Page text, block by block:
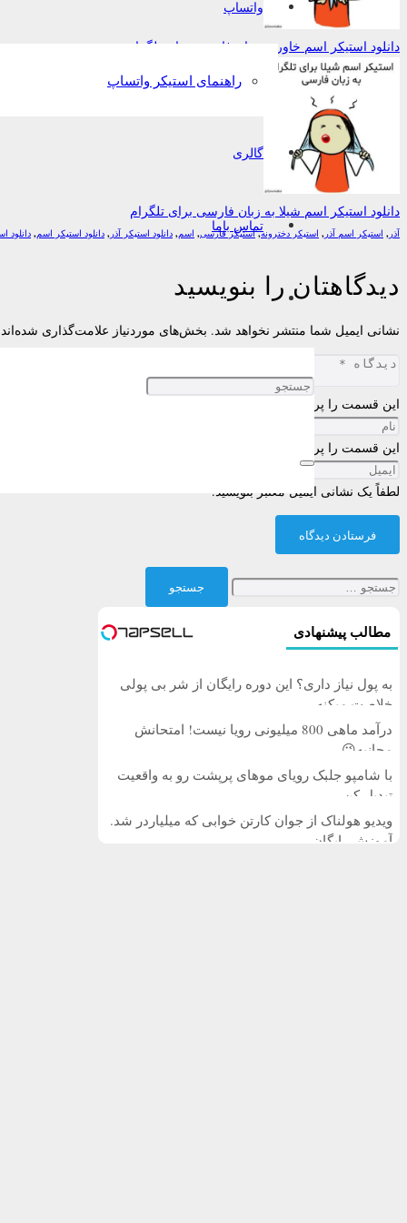
واتساپ
راهنمای استیکر واتساپ
گالری
تماس باما
دانلود استیکر اسم خاور به زبان فارسی برای تلگرام
دانلود استیکر اسم شیلا به زبان فارسی برای تلگرام
آذر , استیکر اسم آذر , استیکر دخترونه,استیکر فارسی, اسم, دانلود استیکر آذر , دانلود استیکر اسم, دانلود
دیدگاهتان را بنویسید
نشانی ایمیل شما منتشر نخواهد شد. بخش‌های موردنیاز علامت‌گذاری شده‌اند
این قسمت را پر کنید
این قسمت را پر کنید
لطفاً یک نشانی ایمیل معتبر بنویسید.
فرستادن دیدگاه
جستجو
برای:
مطالب پیشنهادی
به پول نیاز داری؟ این دوره رایگان از شر بی پولی
خلاصت میکنه
درآمد ماهی 800 میلیونی رویا نیست! امتحانش
مجانیه😉
با شامپو جلبک رویای موهای پرپشت رو به واقعیت
تبدیل کن
ویدیو هولناک از جوان کارتن خوابی که میلیاردر شد.
آموزش رایگان